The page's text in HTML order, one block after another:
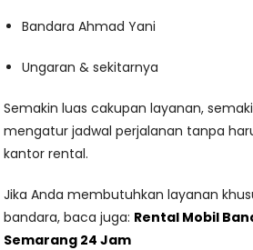
Bandara Ahmad Yani
Ungaran & sekitarnya
Semakin luas cakupan layanan,
mengatur jadwal perjalanan tanpa
kantor rental.
Jika Anda membutuhkan layanan
bandara, baca juga: Rental Mobil
Semarang 24 Jam